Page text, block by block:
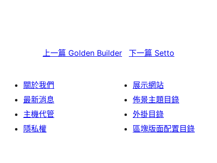
上一篇 Golden Builder 下一篇 Setto
關於我們
最新消息
主機代管
隱私權
展示網站
佈景主題目錄
外掛目錄
區塊版面配置目錄